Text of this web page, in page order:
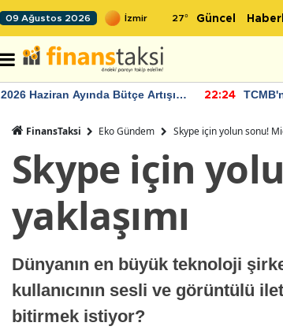
09 Ağustos 2026 27° Güncel
2026 Haziran Ayında Bütçe Artışı
22:24
FinansTaksi Eko Gündem Skype için yolun sonu!
Skype için
yaklaşımı
Dünyanın en büyük teknoloji
kullanıcının sesli ve görüntülü
bitirmek istiyor?